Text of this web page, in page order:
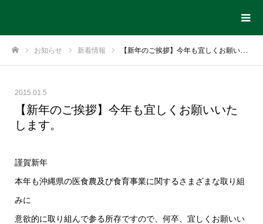
お知らせ 新着情報 【新年のご挨拶】今年も宜しくお願いいたします。
2015.01.5
【新年のご挨拶】今年も宜しくお願いいた
します。
謹賀新年
本年も沖縄県の医食農及び食育事業に関するさまざまな取り組
みに
意欲的に取り組んで参る所存ですので、何卒、宜しくお願いい